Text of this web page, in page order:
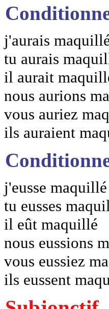
j'aurais
tu aurais
il aurait
nous aurions
vous auriez
ils auraient
j'eusse maquillé
tu eusses
il eût maquillé
nous eussions
vous eussiez
ils eussent